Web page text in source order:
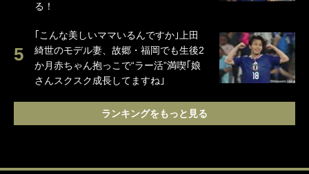
る！
｢こんな美しいママいるんですか｣上田
綺世のモデル妻、故郷・福岡でも生後2
か月赤ちゃん抱っこで“ラー活”満喫｢娘
さんスクスク成長してますね｣
ランキングをもっと見る